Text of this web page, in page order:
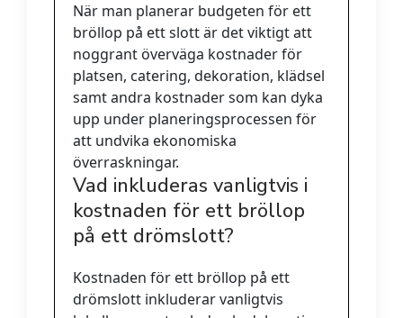
När man planerar budgeten för ett
bröllop på ett slott är det viktigt att
noggrant överväga kostnader för
platsen, catering, dekoration, klädsel
samt andra kostnader som kan dyka
upp under planeringsprocessen för
att undvika ekonomiska
överraskningar.
Vad inkluderas vanligtvis i
kostnaden för ett bröllop
på ett drömslott?
Kostnaden för ett bröllop på ett
drömslott inkluderar vanligtvis